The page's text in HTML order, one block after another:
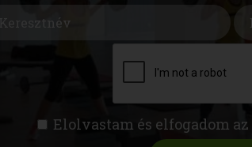
Elolvastam és elfogadom az